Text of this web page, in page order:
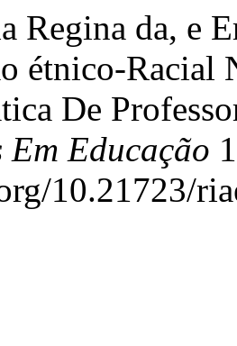
Regina da, e
étnico-Racial
De
Em Educação
10.21723/